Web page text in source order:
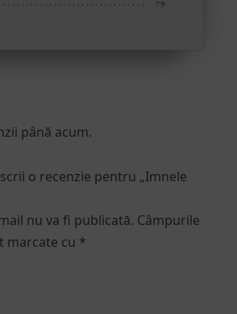
până acum.
o recenzie pentru „Imnele
nu va fi publicată. Câmpurile
marcate cu *